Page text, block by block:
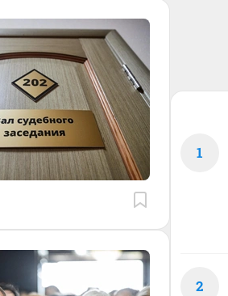
1
2